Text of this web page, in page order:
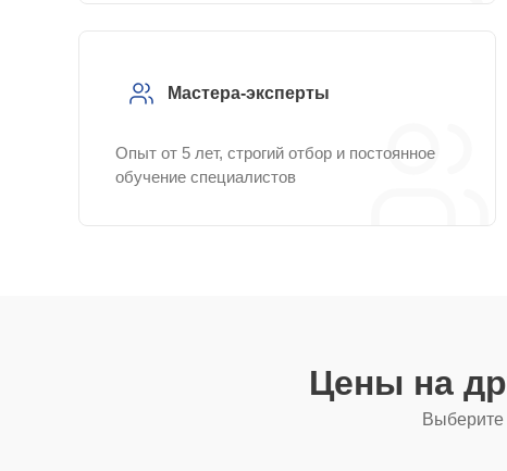
Мастера-эксперты
Опыт от 5 лет, строгий отбор и постоянное
обучение специалистов
Цены на
Выберите